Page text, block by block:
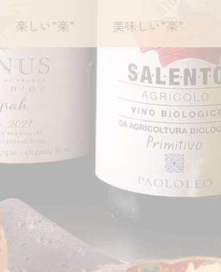
楽しい”楽” 美味しい”楽”